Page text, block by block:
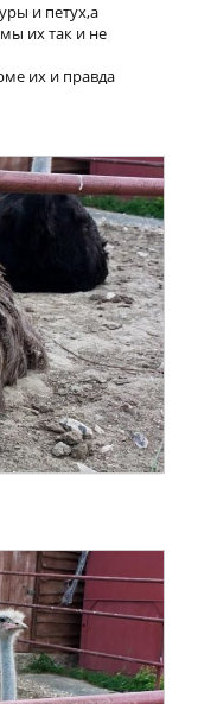
и петух,а
их так и не
их и правда